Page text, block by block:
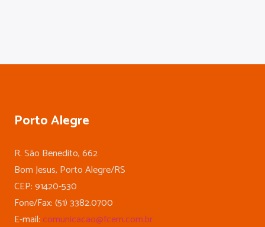
Porto Alegre
R. São Benedito, 662
Bom Jesus, Porto Alegre/RS
CEP: 91420-530
Fone/Fax: (51) 3382.0700
E-mail: comunicacao@fcem.com.br